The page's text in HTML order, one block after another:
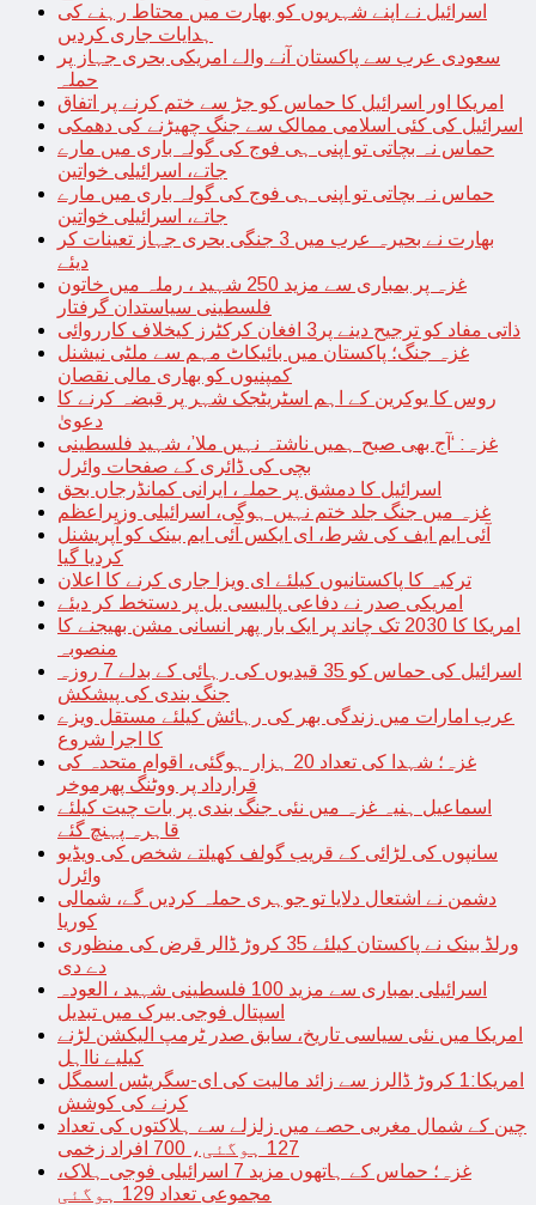
اسرائیل نے اپنے شہریوں کو بھارت میں محتاط رہنے کی
ہدایات جاری کردیں
سعودی عرب سے پاکستان آنے والے امریکی بحری جہاز پر
حملہ
امریکا اور اسرائیل کا حماس کو جڑ سے ختم کرنے پر اتفاق
اسرائیل کی کئی اسلامی ممالک سے جنگ چھیڑنے کی دھمکی
حماس نہ بچاتی تو اپنی ہی فوج کی گولہ باری میں مارے
جاتے، اسرائیلی خواتین
حماس نہ بچاتی تو اپنی ہی فوج کی گولہ باری میں مارے
جاتے، اسرائیلی خواتین
بھارت نے بحیرہ عرب میں 3 جنگی بحری جہاز تعینات کر
دیئے
غزہ پر بمباری سے مزید 250 شہید ، رملہ میں خاتون
فلسطینی سیاستدان گرفتار
ذاتی مفاد کو ترجیح دینے پر3 افغان کرکٹرز کیخلاف کارروائی
غزہ جنگ؛ پاکستان میں بائیکاٹ مہم سے ملٹی نیشنل
کمپنیوں کو بھاری مالی نقصان
روس کا یوکرین کے اہم اسٹریٹجک شہر پر قبضہ کرنے کا
دعویٰ
غزہ: ‘آج بھی صبح ہمیں ناشتہ نہیں ملا’، شہید فلسطینی
بچی کی ڈائری کے صفحات وائرل
اسرائیل کا دمشق پر حملہ، ایرانی کمانڈرجاں بحق
غزہ میں جنگ جلد ختم نہیں ہوگی، اسرائیلی وزیراعظم
آئی ایم ایف کی شرط، ای ایکس آئی ایم بینک کو آپریشنل
کردیا گیا
ترکیہ کا پاکستانیوں کیلئے ای ویزا جاری کرنے کا اعلان
امریکی صدر نے دفاعی پالیسی بل پر دستخط کر دیئے
امریکا کا 2030 تک چاند پر ایک بار پھر انسانی مشن بھیجنے کا
منصوبہ
اسرائیل کی حماس کو 35 قیدیوں کی رہائی کے بدلے 7 روزہ
جنگ بندی کی پیشکش
عرب امارات میں زندگی بھر کی رہائش کیلئے مستقل ویزے
کا اجرا شروع
غزہ؛ شہدا کی تعداد 20 ہزار ہوگئی، اقوام متحدہ کی
قرارداد پر ووٹنگ پھرموخر
اسماعیل ہنیہ غزہ میں نئی جنگ بندی پر بات چیت کیلئے
قاہرہ پہنچ گئے
سانپوں کی لڑائی کے قریب گولف کھیلتے شخص کی ویڈیو
وائرل
دشمن نے اشتعال دلایا تو جوہری حملہ کردیں گے، شمالی
کوریا
ورلڈ بینک نے پاکستان کیلئے 35 کروڑ ڈالر قرض کی منظوری
دے دی
اسرائیلی بمباری سے مزید 100 فلسطینی شہید ، العودہ
اسپتال فوجی بیرک میں تبدیل
امریکا میں نئی سیاسی تاریخ، سابق صدر ٹرمپ الیکشن لڑنے
کیلیے نااہل
امریکا:1 کروڑ ڈالرز سے زائد مالیت کی ای-سگریٹس اسمگل
کرنے کی کوشش
چین کے شمال مغربی حصے میں زلزلے سے ہلاکتوں کی تعداد
127 ہوگئی، 700 افراد زخمی
غزہ؛ حماس کے ہاتھوں مزید 7 اسرائیلی فوجی ہلاک،
مجموعی تعداد 129 ہوگئی